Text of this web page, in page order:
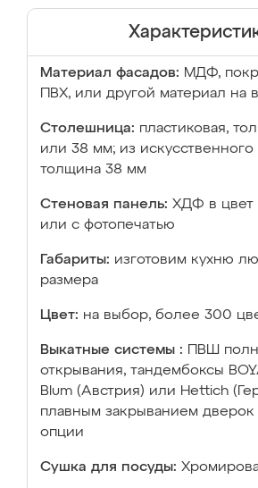
Материал фасадов: МДФ,
ПВХ, или другой материал на
Столешница: пластиковая,
или 38 мм; из искусственного
толщина 38 мм
Стеновая панель: ХДФ в цвет
или с фотопечатью
Габариты: изготовим кухню
размера
Цвет: на выбор, более 300
Выкатные системы :
ПВШ
открывания, тандембоксы
Blum (Австрия) или Hettich
плавным закрыванием дверок
опции
Сушка для посуды: